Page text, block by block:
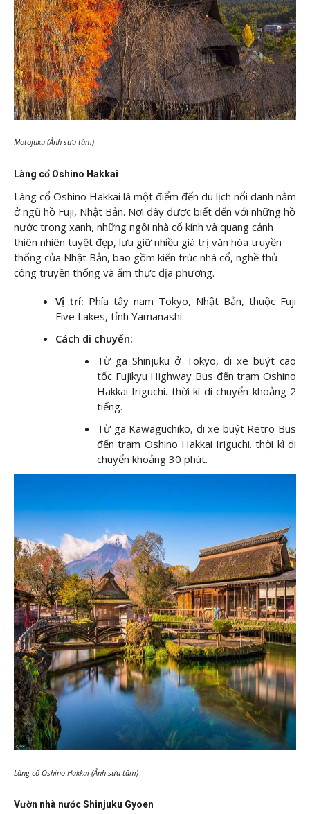
Motojuku (Ảnh sưu tầm)
Làng cổ Oshino Hakkai
Làng cổ Oshino Hakkai là một điểm đến du lịch nổi danh nằm
ở ngũ hồ Fuji, Nhật Bản. Nơi đây được biết đến với những hồ
nước trong xanh, những ngôi nhà cổ kính và quang cảnh
thiên nhiên tuyệt đẹp, lưu giữ nhiều giá trị văn hóa truyền
thống của Nhật Bản, bao gồm kiến trúc nhà cổ, nghề thủ
công truyền thống và ẩm thực địa phương.
Vị trí: Phía tây nam Tokyo, Nhật Bản, thuộc Fuji
Five Lakes, tỉnh Yamanashi.
Cách di chuyển:
Từ ga Shinjuku ở Tokyo, đi xe buýt cao
tốc Fujikyu Highway Bus đến trạm Oshino
Hakkai Iriguchi. thời kì di chuyển khoảng 2
tiếng.
Từ ga Kawaguchiko, đi xe buýt Retro Bus
đến trạm Oshino Hakkai Iriguchi. thời kì di
chuyển khoảng 30 phút.
Làng cổ Oshino Hakkai (Ảnh sưu tầm)
Vườn nhà nước Shinjuku Gyoen